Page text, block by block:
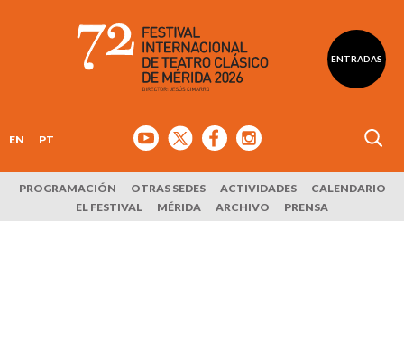
ENTRADAS
EN PT
PROGRAMACIÓN OTRAS SEDES ACTIVIDADES
CALENDARIO
EL FESTIVAL
MÉRIDA ARCHIVO PRENSA